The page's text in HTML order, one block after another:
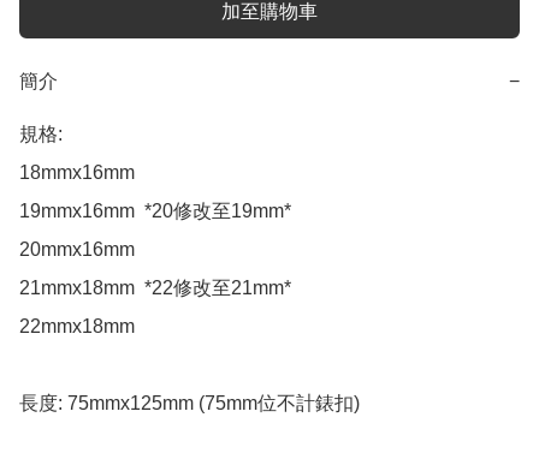
加至購物車
簡介 −
規格:
18mmx16mm
19mmx16mm  *20修改至19mm*
20mmx16mm
21mmx18mm  *22修改至21mm*
22mmx18mm
長度: 75mmx125mm (75mm位不計錶扣)